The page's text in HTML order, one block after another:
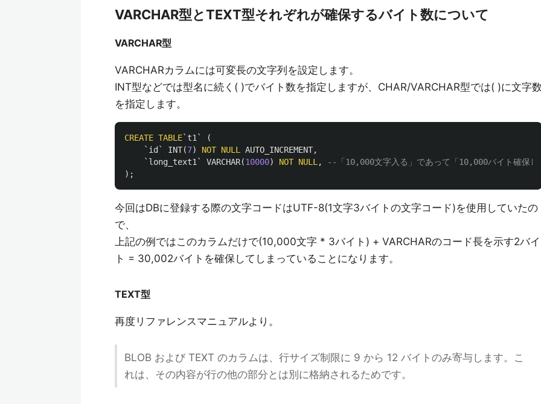
VARCHAR型とTEXT型それぞれが確保するバイト数について
VARCHAR型
VARCHARカラムには可変長の文字列を設定します。
INT型などでは型名に続く( )でバイト数を指定しますが、CHAR/VARCHAR型では( )に文字
を指定します。
CREATE TABLE`t1`
(
`id`
INT(7) NOT NULL AUTO_INCREMENT,
`long_text1`
VARCHAR(10000) NOT NULL ,
--「10,000文字入る」であって「10,000バイト確保し
);
今回はDBに登録する際の文字コードはUTF-8(1文字3バイトの文字コード)を使用していたの
で、
上記の例ではこのカラムだけで(10,000文字 * 3バイト) + VARCHARのコード長を示す2バイ
ト = 30,002バイトを確保してしまっていることになります。
TEXT型
再度リファレンスマニュアルより。
BLOB および TEXT のカラムは、行サイズ制限に 9 から 12 バイトのみ寄与します。こ
れは、その内容が行の他の部分とは別に格納されるためです。